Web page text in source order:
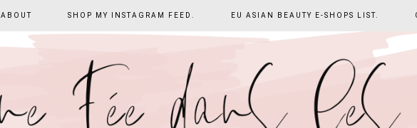
ABOUT SHOP MY INSTAGRAM FEED. EU ASIAN BEAUTY E-SHOPS LIST.